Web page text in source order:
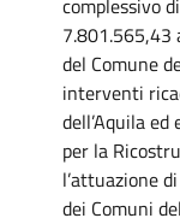
complessivo
7.801.565,43
del Comune
interventi
dell’Aquila
per la
l’attuazione
dei Comuni